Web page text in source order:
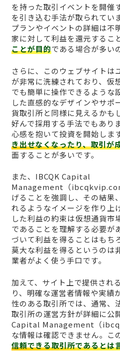
を持った取引イベントを開催
を引き込む手法が取られてい
プランやイベントの詳細は不
家に対して利益を還元するこ
ことが目的である場合が多い
さらに、このウェブサイトは
が非常に洗練されており、仮
でも簡単に操作できるような
した直感的なデザインやサポ
貨取引所と同様に見えるかも
好んで採用する手法でもあり
心感を抱いて投資を開始しま
き出せなくなったり、取引が
面することが多いです。
また、IBCQK Capital
Management（
げることを強調し、その結果
れるようなイメージを作り上
した利益の約束は仮想通貨市
であることを理解する必要が
づいて利益を得ることはもち
莫大な利益を得るというのは
業者がよく使う手口です。
加えて、サイト上で提供され
り、明確な運営者情報や実績
性のある取引所では、通常、
取引所の運営方針が詳細に公
Capital Management（
な情報は確認できません。こ
信頼できる取引所であるとは